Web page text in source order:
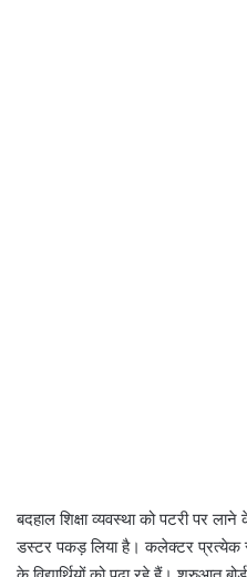
बदहाल शिक्षा व्यवस्था को पटरी पर
डस्टर पकड़ लिया है। कलेक्टर प्रत्येक